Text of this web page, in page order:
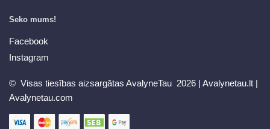
Seko mums!
Facebook
Instagram
© Visas tiesības aizsargātas AvalyneTau 2026 | Avalynetau.lt |
Avalynetau.com